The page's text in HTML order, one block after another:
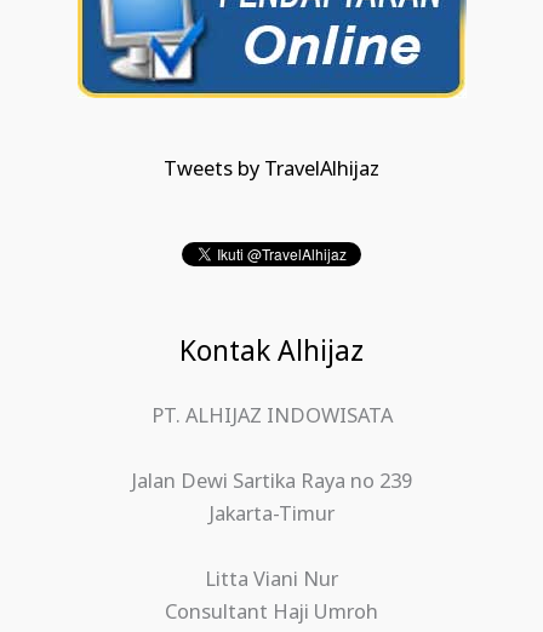
Tweets by TravelAlhijaz
Kontak Alhijaz
PT. ALHIJAZ INDOWISATA
Jalan Dewi Sartika Raya no 239
Jakarta-Timur
Litta Viani Nur
Consultant Haji Umroh